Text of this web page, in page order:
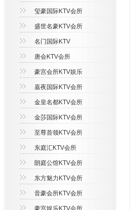
玺豪国际KTV会所
盛世名豪KTV会所
名门国际KTV
唐会KTV会所
豪宫会所KTV娱乐
嘉夜国际KTV会所
金皇名都KTV会所
金莎国际KTV会所
至尊首领KTV会所
东庭汇KTV会所
朗庭公馆KTV会所
东方魅力KTV会所
音豪会所KTV会所
豪宫娱乐KTV会所